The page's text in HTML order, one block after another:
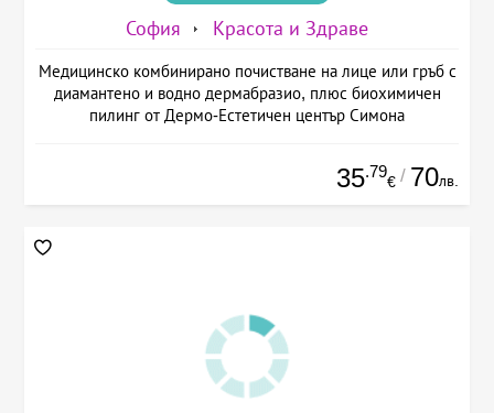
София Красота и Здраве
Медицинско комбинирано почистване на лице или гръб с
диамантено и водно дермабразио, плюс биохимичен
пилинг от Дермо-Естетичен център Симона
35.79
€ / 70лв.